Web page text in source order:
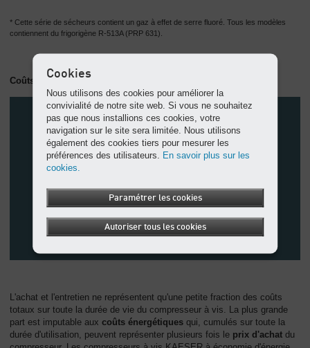
* Cette série de sécheurs contient un gaz à effet de serre fluoré. Tous les modèles
contiennent du frigorigène R-513A (PRP 631).
Coûts réduits sur tout le cycle de vie
L'achat et l'entretien ne représentent qu'une petite fraction des coûts
totaux sur toute la durée de vie du compresseur à vis. La plus grande
part est imputable aux coûts énergétiques qui, cumulés sur toute la
durée d'utilisation, peuvent représenter plusieurs fois le prix d'achat du
Cookies
Nous utilisons des cookies pour améliorer la
convivialité de notre site web. Si vous ne souhaitez
pas que nous installions ces cookies, votre
navigation sur le site sera limitée. Nous utilisons
également des cookies tiers pour mesurer les
préférences des utilisateurs. En savoir plus sur les
cookies.
Paramétrer les cookies
Autoriser tous les cookies